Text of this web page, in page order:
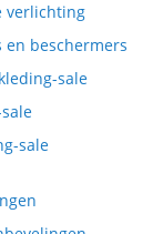
verlichting
en beschermers
sale
sale